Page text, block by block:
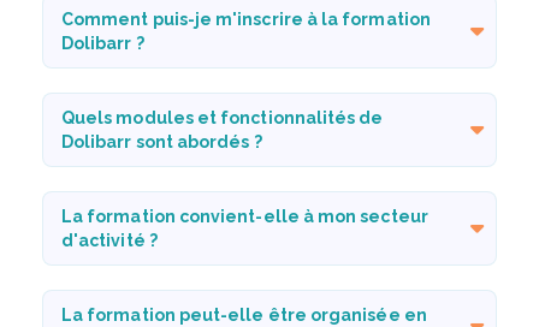
Comment puis-je m'inscrire à la formation
Dolibarr ?
Quels modules et fonctionnalités de
Dolibarr sont abordés ?
La formation convient-elle à mon secteur
d'activité ?
La formation peut-elle être organisée en